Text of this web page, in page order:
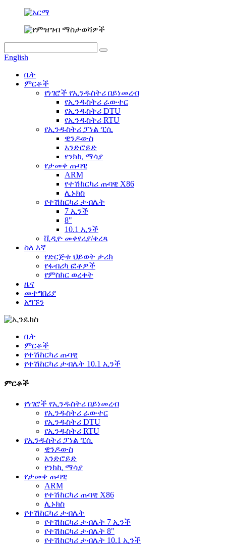
English
ቤት
ምርቶች
የነገሮች የኢንዱስትሪ በይነመረብ
የኢንዱስትሪ ራውተር
የኢንዱስትሪ DTU
የኢንዱስትሪ RTU
የኢንዱስትሪ ፓነል ፒሲ
ዊንዶውስ
አንድሮይድ
የንክኪ ማሳያ
የታመቀ ጡባዊ
ARM
የተሽከርካሪ ጡባዊ X86
ሊኑክስ
የተሽከርካሪ ታብሌት
7 ኢንች
8"
10.1 ኢንች
ቪዲዮ መቀየሪያ/ቀረጻ
ስለ እኛ
የድርጅቱ ህይወት ታሪክ
የፋብሪካ ፎቶዎች
የምስክር ወረቀት
ዜና
መተግበሪያ
አግኙን
ቤት
ምርቶች
የተሽከርካሪ ጡባዊ
የተሽከርካሪ ታብሌት 10.1 ኢንች
ምርቶች
የነገሮች የኢንዱስትሪ በይነመረብ
የኢንዱስትሪ ራውተር
የኢንዱስትሪ DTU
የኢንዱስትሪ RTU
የኢንዱስትሪ ፓነል ፒሲ
ዊንዶውስ
አንድሮይድ
የንክኪ ማሳያ
የታመቀ ጡባዊ
ARM
የተሽከርካሪ ጡባዊ X86
ሊኑክስ
የተሽከርካሪ ታብሌት
የተሽከርካሪ ታብሌት 7 ኢንች
የተሽከርካሪ ታብሌት 8"
የተሽከርካሪ ታብሌት 10.1 ኢንች